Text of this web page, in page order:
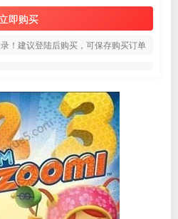
即购买
！建议登陆后购买，可保存购买订单